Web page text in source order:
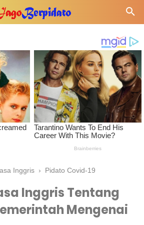
Inggris › Pidato Covid-19
Inggris Tentang
Mengenai